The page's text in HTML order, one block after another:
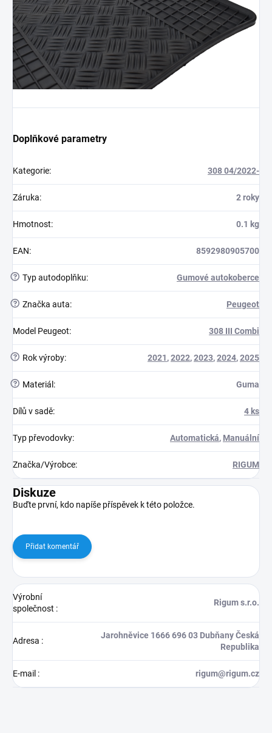
Doplňkové parametry
Kategorie: 308 04/2022-
Záruka: 2 roky
Hmotnost: 0.1 kg
EAN: 8592980905700
? Typ autodoplňku: Gumové autokoberce
? Značka auta: Peugeot
Model Peugeot: 308 III Combi
? Rok výroby: 2021,2022,2023,2024,2025
? Materiál : Guma
Dílů v sadě: 4 ks
Typ převodovky: Automatická, Manuální
Značka/Výrobce: RIGUM
Diskuze
Buďte první, kdo napíše příspěvek k této položce.
Přidat komentář
Výrobní
společnost :
Rigum s.r.o.
Adresa :
Jarohněvice 1666 696 03 Dubňany Česká
Republika
E-mail : rigum@rigum.cz